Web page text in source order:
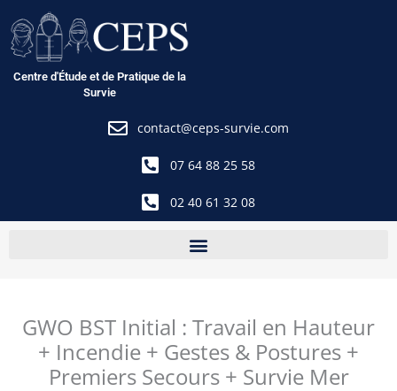
au
contenu
Centre d'Étude et de Pratique de la
Survie
contact@ceps-survie.com
07 64 88 25 58
02 40 61 32 08
GWO BST Initial : Travail en Hauteur
+ Incendie + Gestes & Postures +
Premiers Secours + Survie Mer